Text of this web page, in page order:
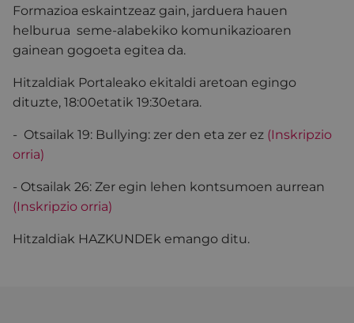
Formazioa eskaintzeaz gain, jarduera hauen
helburua seme-alabekiko komunikazioaren
gainean gogoeta egitea da.
Hitzaldiak Portaleako ekitaldi aretoan egingo
dituzte, 18:00etatik 19:30etara.
- Otsailak 19: Bullying: zer den eta zer ez (Inskripzio
orria)
- Otsailak 26: Zer egin lehen kontsumoen aurrean
(Inskripzio orria)
Hitzaldiak HAZKUNDEk emango ditu.